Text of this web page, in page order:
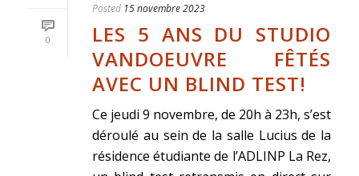
0
Posted 15 novembre 2023
LES 5 ANS DU STUDIO
VANDOEUVRE FÊTÉS
AVEC UN BLIND TEST!
Ce jeudi 9 novembre, de 20h à 23h, s’est
déroulé au sein de la salle Lucius de la
résidence étudiante de l’ADLINP La Rez,